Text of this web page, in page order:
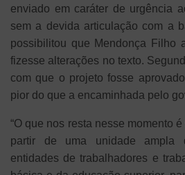
enviado em caráter de urgência
sem a devida articulação com a
possibilitou que Mendonça Filho
fizesse alterações no texto.
com que o projeto fosse
pior do que a encaminhada pelo
“O que nos resta nesse momento
partir de uma unidade ampla
entidades de trabalhadores e